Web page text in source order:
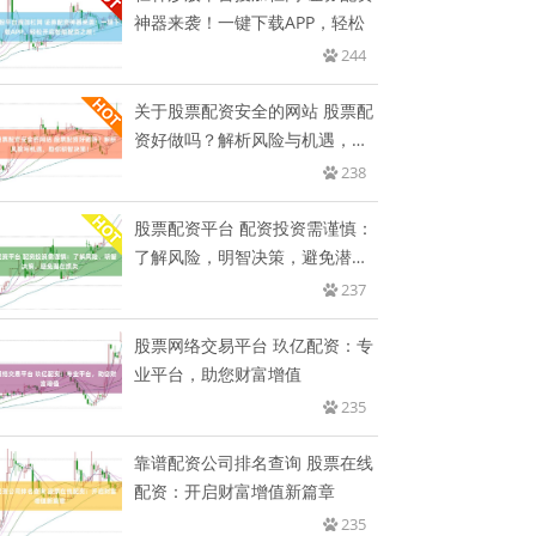
神器来袭！一键下载APP，轻松
244
关于股票配资安全的网站 股票配
资好做吗？解析风险与机遇，助
238
股票配资平台 配资投资需谨慎：
了解风险，明智决策，避免潜在
237
股票网络交易平台 玖亿配资：专
业平台，助您财富增值
235
靠谱配资公司排名查询 股票在线
配资：开启财富增值新篇章
235